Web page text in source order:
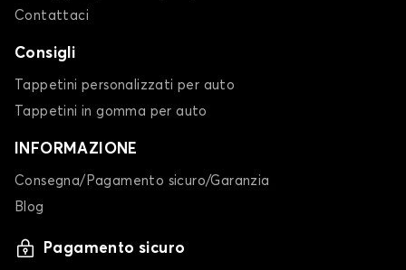
Contattaci
Consigli
Tappetini personalizzati per auto
Tappetini in gomma per auto
INFORMAZIONE
Consegna/Pagamento sicuro/Garanzia
Blog
Pagamento sicuro